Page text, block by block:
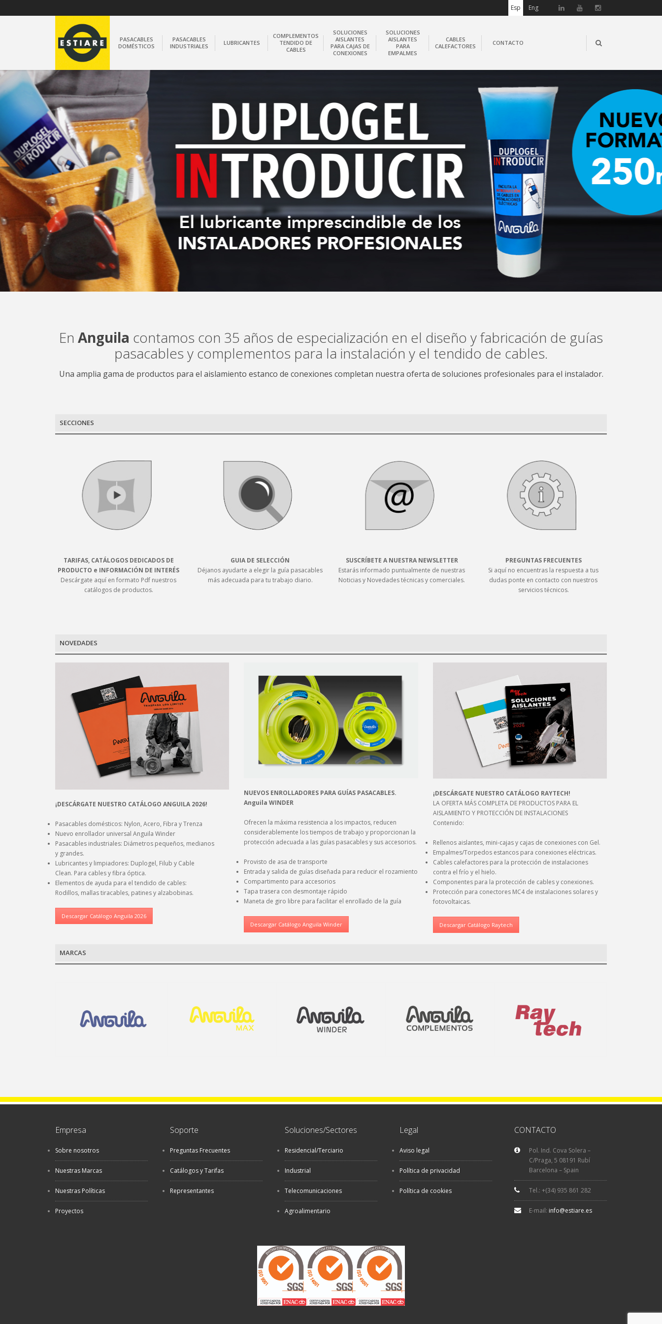
Esp Eng
PASACABLES
DOMÉSTICOS
PASACABLES
INDUSTRIALES
LUBRICANTES
COMPLEMENTOS
TENDIDO DE
CABLES
SOLUCIONES
AISLANTES
PARA CAJAS DE
CONEXIONES
SOLUCIONES
AISLANTES
PARA
EMPALMES
CABLES
CALEFACTORES
CONTACTO
En Anguila contamos con 35 años de especialización en el diseño y fabricación de guías
pasacables y complementos para la instalación y el tendido de cables.
Una amplia gama de productos para el aislamiento estanco de conexiones completan nuestra oferta de soluciones profesionales para el instalador.
SECCIONES
TARIFAS, CATÁLOGOS DEDICADOS DE
PRODUCTO e INFORMACIÓN DE INTERÉS
Descárgate aquí en formato Pdf nuestros
catálogos de productos.
GUIA DE SELECCIÓN
Déjanos ayudarte a elegir la guía pasacables
más adecuada para tu trabajo diario.
SUSCRÍBETE A NUESTRA NEWSLETTER
Estarás informado puntualmente de nuestras
Noticias y Novedades técnicas y comerciales.
PREGUNTAS FRECUENTES
Si aquí no encuentras la respuesta a tus
dudas ponte en contacto con nuestros
servicios técnicos.
NOVEDADES
¡DESCÁRGATE NUESTRO CATÁLOGO ANGUILA 2026!
Pasacables domésticos: Nylon, Acero, Fibra y Trenza
Nuevo enrollador universal Anguila Winder
Pasacables industriales: Diámetros pequeños, medianos
y grandes.
Lubricantes y limpiadores: Duplogel, Filub y Cable
Clean. Para cables y fibra óptica.
Elementos de ayuda para el tendido de cables:
Rodillos, mallas tiracables, patines y alzabobinas.
Descargar Catálogo Anguila 2026
NUEVOS ENROLLADORES PARA GUÍAS PASACABLES.
Anguila WINDER
Ofrecen la máxima resistencia a los impactos, reducen
considerablemente los tiempos de trabajo y proporcionan la
protección adecuada a las guías pasacables y sus accesorios.
Provisto de asa de transporte
Entrada y salida de guías diseñada para reducir el rozamiento
Compartimento para accesorios
Tapa trasera con desmontaje rápido
Maneta de giro libre para facilitar el enrollado de la guía
Descargar Catálogo Anguila Winder
¡DESCÁRGATE NUESTRO CATÁLOGO RAYTECH!
LA OFERTA MÁS COMPLETA DE PRODUCTOS PARA EL
AISLAMIENTO Y PROTECCIÓN DE INSTALACIONES
Contenido:
Rellenos aislantes, mini-cajas y cajas de conexiones con Gel.
Empalmes/Torpedos estancos para conexiones eléctricas.
Cables calefactores para la protección de instalaciones
contra el frío y el hielo.
Componentes para la protección de cables y conexiones.
Protección para conectores MC4 de instalaciones solares y
fotovoltaicas.
Descargar Catálogo Raytech
MARCAS
Empresa
Sobre nosotros
Nuestras Marcas
Nuestras Políticas
Proyectos
Soporte
Preguntas Frecuentes
Catálogos y Tarifas
Representantes
Soluciones/Sectores
Residencial/Terciario
Industrial
Telecomunicaciones
Agroalimentario
Legal
Aviso legal
Política de privacidad
Política de cookies
CONTACTO
Pol. Ind. Cova Solera –
C/Praga, 5 08191 Rubí
Barcelona – Spain
Tel.: +(34) 935 861 282
E-mail: info@estiare.es